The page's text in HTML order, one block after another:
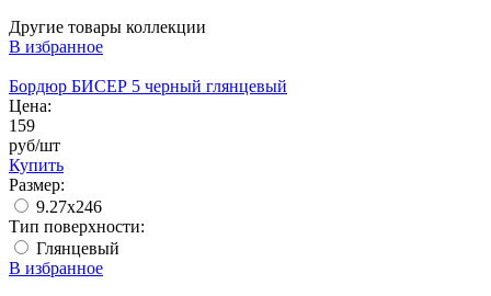
Другие товары коллекции
В избранное
Бордюр БИСЕР 5 черный глянцевый
Цена:
159
руб/шт
Купить
Размер:
9.27x246
Тип поверхности:
Глянцевый
В избранное